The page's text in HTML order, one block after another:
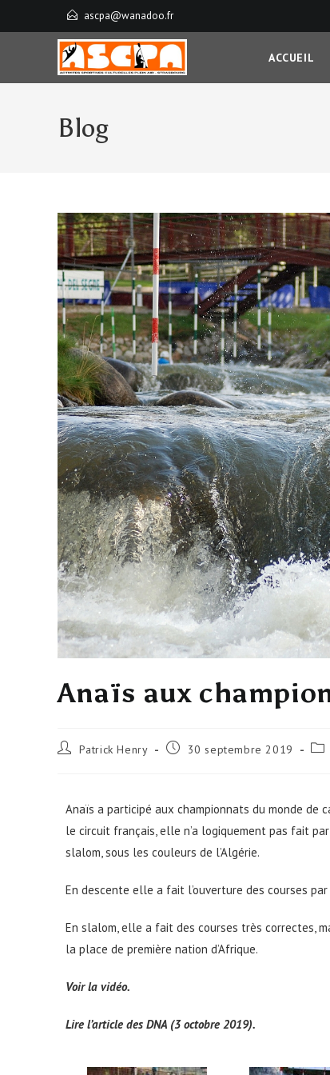
ascpa@wanadoo.fr
ACCUEIL
Blog
Anaïs aux
Patrick Henry 30 septembre 2019
Anaïs a participé aux championnats du monde de
le circuit français, elle n’a logiquement pas fait
slalom, sous les couleurs de l’Algérie.
En descente elle a fait l’ouverture des courses
En slalom, elle a fait des courses très correctes,
la place de première nation d’Afrique.​
Voir la vidéo.
Lire l’article des DNA (3 octobre 2019).